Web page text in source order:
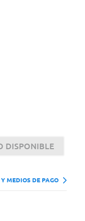
DISPONIBLE
MEDIOS DE PAGO